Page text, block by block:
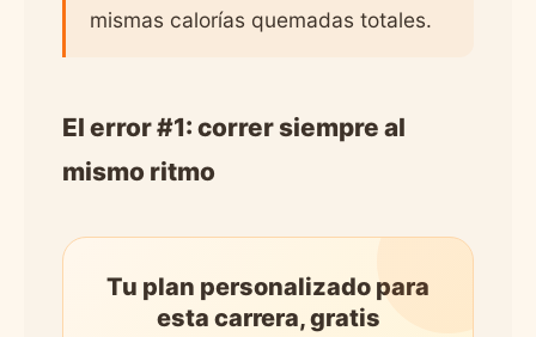
mismas calorías quemadas totales.
El error #1: correr siempre al
mismo ritmo
Tu plan personalizado para
esta carrera, gratis